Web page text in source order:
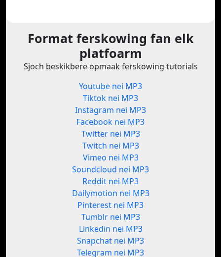
Format ferskowing fan elk
platfoarm
Sjoch beskikbere opmaak ferskowing tutorials
Youtube nei MP3
Tiktok nei MP3
Instagram nei MP3
Facebook nei MP3
Twitter nei MP3
Twitch nei MP3
Vimeo nei MP3
Soundcloud nei MP3
Reddit nei MP3
Dailymotion nei MP3
Pinterest nei MP3
Tumblr nei MP3
Linkedin nei MP3
Snapchat nei MP3
Telegram nei MP3